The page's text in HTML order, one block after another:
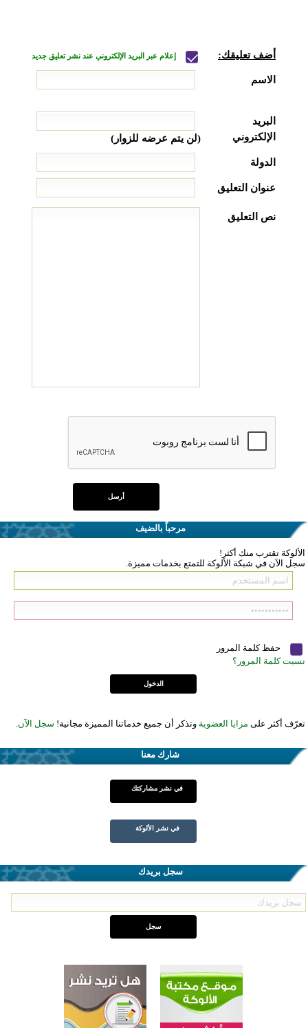
أضف تعليقك: إعلام عبر البريد الإلكتروني عند نشر تعليق جديد
الاسم
البريد
الإلكتروني
(لن يتم عرضه للزوار)
الدولة
عنوان التعليق
نص التعليق
مرحباً بالضيف
الألوكة تقترب منك أكثر!
سجل الآن في شبكة الألوكة للتمتع بخدمات مميزة.
حفظ كلمة المرور
نسيت كلمة المرور؟
تعرّف أكثر على مزايا العضوية وتذكر أن جميع خدماتنا المميزة مجانية! سجل الآن
شارك معنا
في نشر مشاركتك
في نشر الألوكة
سجل بريدك